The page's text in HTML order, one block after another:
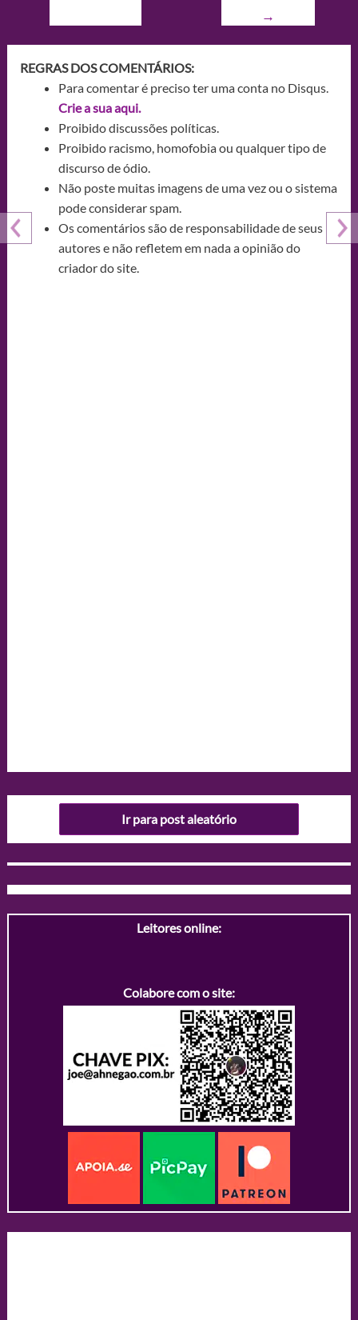
→
REGRAS DOS COMENTÁRIOS:
Para comentar é preciso ter uma conta no Disqus.
Crie a sua aqui.
Proibido discussões políticas.
Proibido racismo, homofobia ou qualquer tipo de
discurso de ódio.
Não poste muitas imagens de uma vez ou o sistema
pode considerar spam.
Os comentários são de responsabilidade de seus
autores e não refletem em nada a opinião do
criador do site.
Ir para post aleatório
Leitores online:
Colabore com o site: